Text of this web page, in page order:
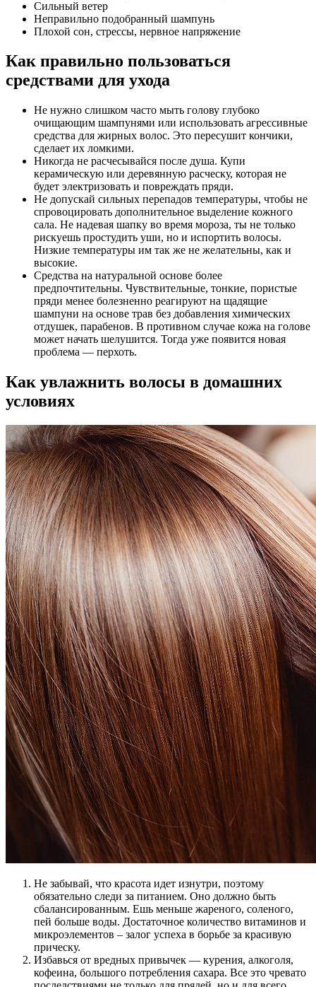
Сильный ветер
Неправильно подобранный шампунь
Плохой сон, стрессы, нервное напряжение
Как правильно пользоваться
средствами для ухода
Не нужно слишком часто мыть голову глубоко
очищающим шампунями или использовать агрессивные
средства для жирных волос. Это пересушит кончики,
сделает их ломкими.
Никогда не расчесывайся после душа. Купи
керамическую или деревянную расческу, которая не
будет электризовать и повреждать пряди.
Не допускай сильных перепадов температуры, чтобы не
спровоцировать дополнительное выделение кожного
сала. Не надевая шапку во время мороза, ты не только
рискуешь простудить уши, но и испортить волосы.
Низкие температуры им так же не желательны, как и
высокие.
Средства на натуральной основе более
предпочтительны. Чувствительные, тонкие, пористые
пряди менее болезненно реагируют на щадящие
шампуни на основе трав без добавления химических
отдушек, парабенов. В противном случае кожа на голове
может начать шелушится. Тогда уже появится новая
проблема — перхоть.
Как увлажнить волосы в домашних
условиях
Не забывай, что красота идет изнутри, поэтому
обязательно следи за питанием. Оно должно быть
сбалансированным. Ешь меньше жареного, соленого,
пей больше воды. Достаточное количество витаминов и
микроэлементов – залог успеха в борьбе за красивую
прическу.
Избавься от вредных привычек — курения, алкоголя,
кофеина, большого потребления сахара. Все это чревато